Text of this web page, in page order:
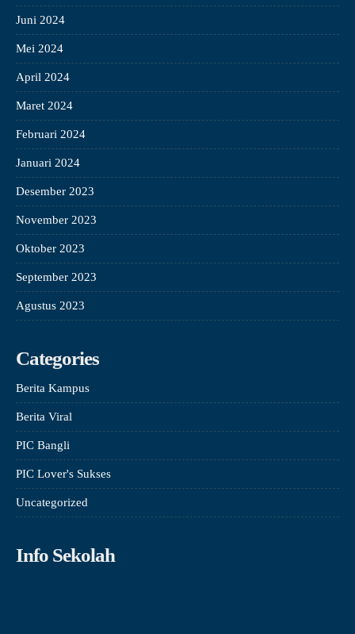
Juni 2024
Mei 2024
April 2024
Maret 2024
Februari 2024
Januari 2024
Desember 2023
November 2023
Oktober 2023
September 2023
Agustus 2023
Categories
Berita Kampus
Berita Viral
PIC Bangli
PIC Lover's Sukses
Uncategorized
Info Sekolah